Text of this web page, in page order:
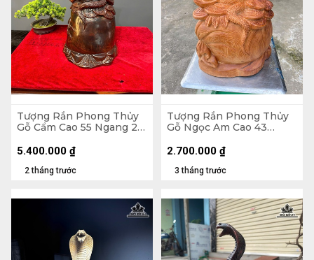
Tượng Rắn Phong Thủy
Gỗ Cẩm Cao 55 Ngang 26
2 tháng trước
5.400.000 ₫
Tượng Rắn Phong Thủy
Gỗ Ngọc Am Cao 43
3 tháng trước
2.700.000 ₫